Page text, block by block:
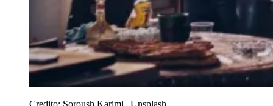
Credito: Soroush Karimi | Unsplash